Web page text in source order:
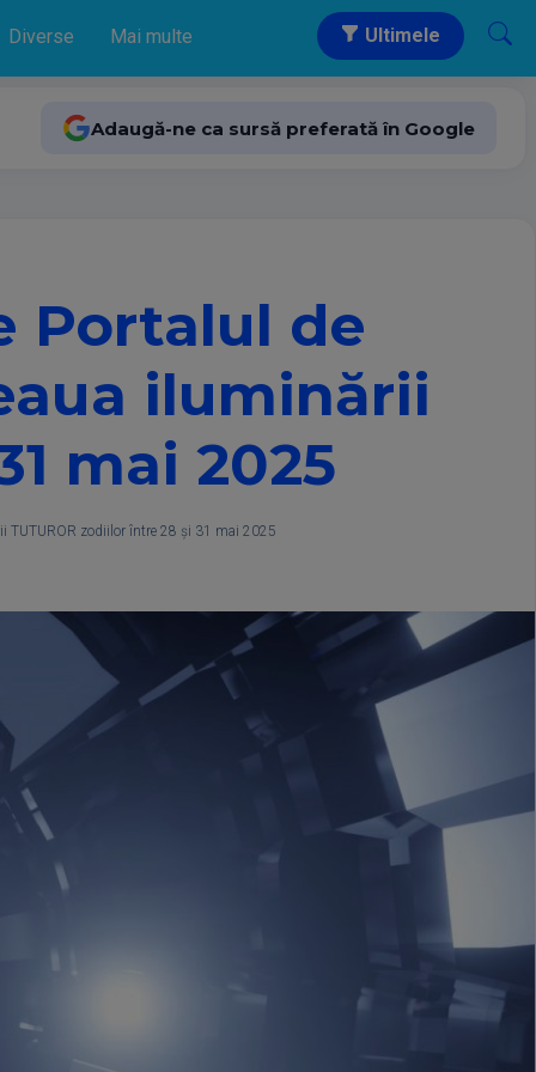
Diverse Mai multe Ultimele
Adaugă-ne ca sursă preferată în Google
Portalul de
iluminării
mai 2025
TUTUROR zodiilor între 28 și 31 mai 2025